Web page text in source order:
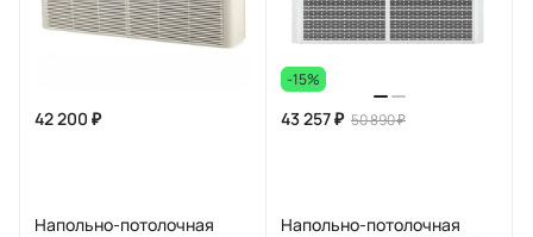
42 200 ₽
Напольно-потолочная
-15%
43 257 ₽ 50 890 ₽
Напольно-потолочная